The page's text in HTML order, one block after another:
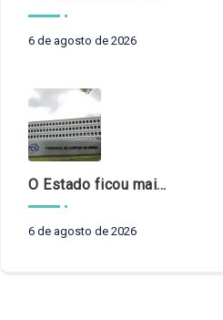
6 de agosto de 2026
O Estado ficou mais complexo. O controle precisa acompanhar
6 de agosto de 2026